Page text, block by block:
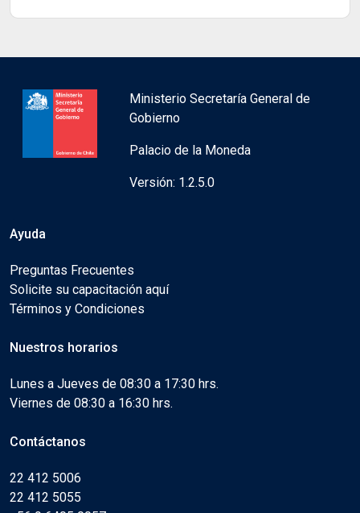
Ministerio Secretaría General de
Gobierno
Palacio de la Moneda
Versión: 1.2.5.0
Ayuda
Preguntas Frecuentes
Solicite su capacitación aquí
Términos y Condiciones
Nuestros horarios
Lunes a Jueves de 08:30 a 17:30 hrs.
Viernes de 08:30 a 16:30 hrs.
Contáctanos
22 412 5006
22 412 5055